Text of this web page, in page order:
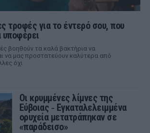
τροφές για το έντερό σου, που
υποφέρει
βοηθούν τα καλά βακτήρια να
να μας προστατεύουν καλύτερα από
όχι
Οι κρυμμένες λίμνες της
Εύβοιας ‑ Εγκαταλελειμμένα
ορυχεία μετατράπηκαν σε
«παράδεισο»